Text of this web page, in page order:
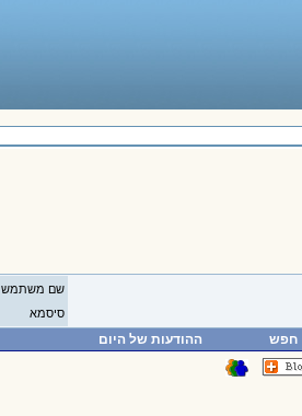
שם משתמש
סיסמא
חפש ההודעות של היום